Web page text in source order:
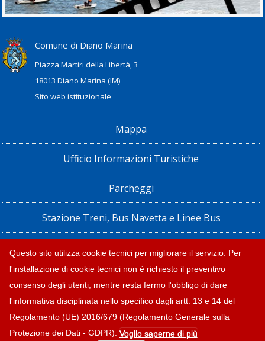
Comune di Diano Marina
Piazza Martiri della Libertà, 3
18013 Diano Marina (IM)
Sito web istituzionale
Mappa
Ufficio Informazioni Turistiche
Parcheggi
Stazione Treni, Bus Navetta e Linee Bus
Privacy policy e note legali
Dichiarazione di accessibilità
Questo sito utilizza cookie tecnici per migliorare il servizio. Per
l'installazione di cookie tecnici non è richiesto il preventivo
consenso degli utenti, mentre resta fermo l'obbligo di dare
l'informativa disciplinata nello specifico dagli artt. 13 e 14 del
Regolamento (UE) 2016/679 (Regolamento Generale sulla
Protezione dei Dati - GDPR). Voglio saperne di più